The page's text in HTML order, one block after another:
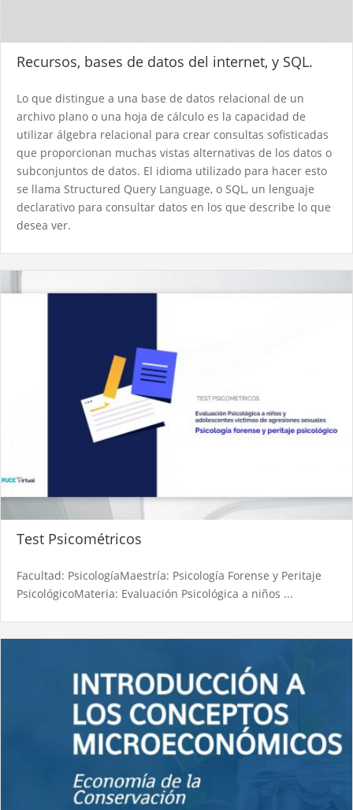
Recursos, bases de datos del internet, y SQL.
Lo que distingue a una base de datos relacional de un
archivo plano o una hoja de cálculo es la capacidad de
utilizar álgebra relacional para crear consultas sofisticadas
que proporcionan muchas vistas alternativas de los datos o
subconjuntos de datos. El idioma utilizado para hacer esto
se llama Structured Query Language, o SQL, un lenguaje
declarativo para consultar datos en los que describe lo que
desea ver.​
Test Psicométricos
Facultad: PsicologíaMaestría: Psicología Forense y Peritaje
PsicológicoMateria: Evaluación Psicológica a niños ...